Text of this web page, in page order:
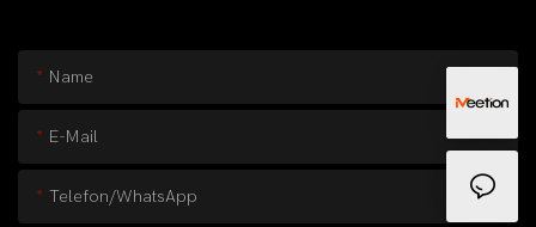
Name
E-Mail
Telefon/WhatsApp